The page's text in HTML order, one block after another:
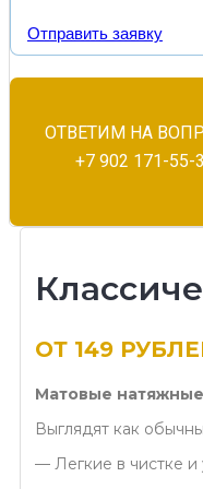
Отправить заявку
ОТВЕТИМ НА
+7 902 171-55-
ОТ 149
Матовые
Выглядят как
— Легкие в чистке и